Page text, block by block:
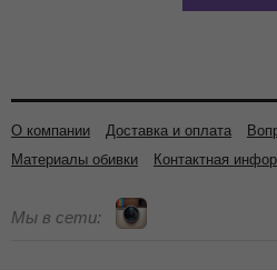
О компании Доставка и оплата
Материалы обивки
Контактная
Мы в сети: